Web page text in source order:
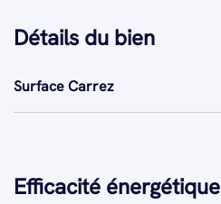
Détails du bien
Surface Carrez
Efficacité énergétique